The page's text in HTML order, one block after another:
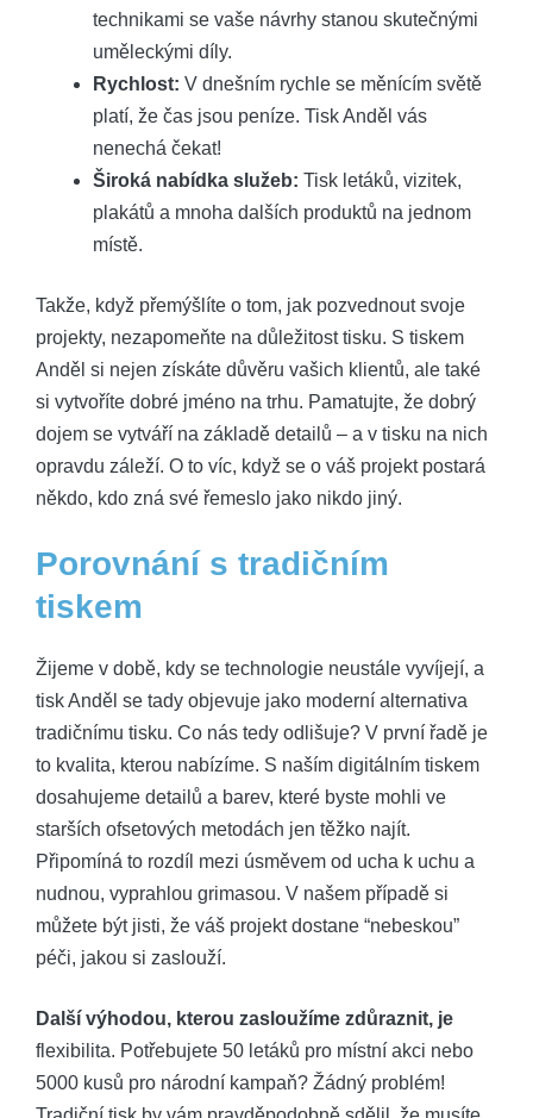
technikami se vaše návrhy stanou skutečnými
uměleckými díly.
Rychlost: V dnešním rychle se měnícím světě
platí, že čas jsou peníze. Tisk Anděl vás
nenechá čekat!
Široká nabídka služeb: Tisk letáků, vizitek,
plakátů a mnoha dalších produktů na jednom
místě.
Takže, když přemýšlíte o tom, jak pozvednout svoje
projekty, nezapomeňte na důležitost tisku. S tiskem
Anděl si nejen získáte důvěru vašich klientů, ale také
si vytvoříte dobré jméno na trhu. Pamatujte, že dobrý
dojem se vytváří na základě detailů – a v tisku na nich
opravdu záleží. O to víc, když se o váš projekt postará
někdo, kdo zná své řemeslo jako nikdo jiný.
Porovnání s tradičním
tiskem
Žijeme v době, kdy se technologie neustále vyvíjejí, a
tisk Anděl se tady objevuje jako moderní alternativa
tradičnímu tisku. Co nás tedy odlišuje? V první řadě je
to kvalita, kterou nabízíme. S naším digitálním tiskem
dosahujeme detailů a barev, které byste mohli ve
starších ofsetových metodách jen těžko najít.
Připomíná to rozdíl mezi úsměvem od ucha k uchu a
nudnou, vyprahlou grimasou. V našem případě si
můžete být jisti, že váš projekt dostane “nebeskou”
péči, jakou si zaslouží.
Další výhodou, kterou zasloužíme zdůraznit, je
flexibilita. Potřebujete 50 letáků pro místní akci nebo
5000 kusů pro národní kampaň? Žádný problém!